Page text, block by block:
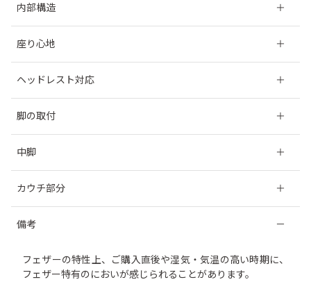
❶：幅78 奥行68 高さ41 12kg
オットマン
41cm（開梱前）／27cm（開梱後）
※開梱後は背クッションと脚を外した場合の間口です。
３人掛け
オットマン
￥52,800 ￥55,000
内部構造
座クッション：フェザー＋高密度ウレタンフォーム
座面下構造：ウェービングベルト
座り心地
ソフト ハード
ヘッドレスト対応
脚の取付
中脚
※中脚は、他の脚より短い仕様です。床に接していなくても問題
はありません。
カウチ部分
ください。
備考
フェザーの特性上、ご購入直後や湿気・気温の高い時期に、
フェザー特有のにおいが感じられることがあります。